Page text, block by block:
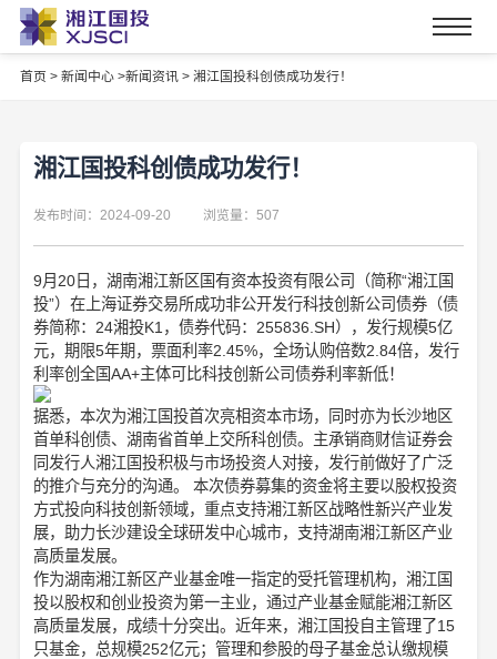
首页 > 新闻中心 >新闻资讯 > 湘江国投科创债成功发行！
湘江国投科创债成功发行！
发布时间：2024-09-20 浏览量：507
9月20日，湖南湘江新区国有资本投资有限公司（简称“湘江国
投”）在上海证券交易所成功非公开发行科技创新公司债券（债
券简称：24湘投K1，债券代码：255836.SH），发行规模5亿
元，期限5年期，票面利率2.45%，全场认购倍数2.84倍，发行
利率创全国AA+主体可比科技创新公司债券利率新低！
据悉，本次为湘江国投首次亮相资本市场，同时亦为长沙地区
首单科创债、湖南省首单上交所科创债。主承销商财信证券会
同发行人湘江国投积极与市场投资人对接，发行前做好了广泛
的推介与充分的沟通。 本次债券募集的资金将主要以股权投资
方式投向科技创新领域，重点支持湘江新区战略性新兴产业发
展，助力长沙建设全球研发中心城市，支持湖南湘江新区产业
高质量发展。
作为湖南湘江新区产业基金唯一指定的受托管理机构，湘江国
投以股权和创业投资为第一主业，通过产业基金赋能湘江新区
高质量发展，成绩十分突出。近年来，湘江国投自主管理了15
只基金，总规模252亿元；管理和参股的母子基金总认缴规模